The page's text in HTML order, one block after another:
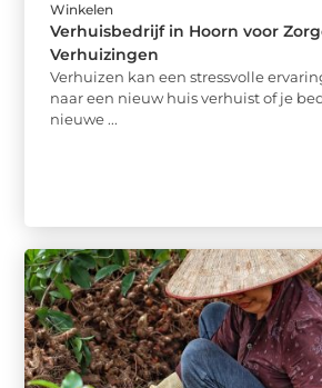
Winkelen
Verhuisbedrijf in Hoorn voor
Verhuizingen
Verhuizen kan een stressvolle
naar een nieuw huis verhuist of je
nieuwe ...